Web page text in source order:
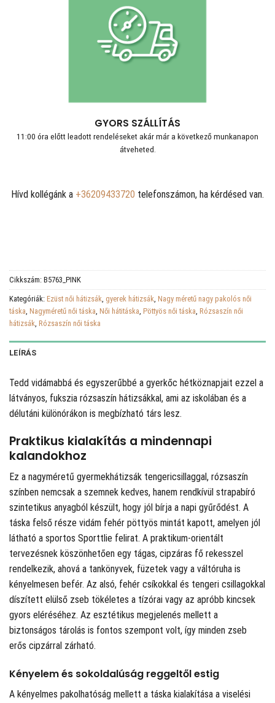
GYORS SZÁLLÍTÁS
11:00 óra előtt leadott rendeléseket akár már a következő munkanapon
átveheted.
Hívd kollégánk a +36209433720 telefonszámon, ha kérdésed van.
Cikkszám: B5763_PINK
Kategóriák: Ezüst női hátizsák, gyerek hátizsák, Nagy méretű nagy pakolós női
táska, Nagyméretű női táska, Női hátitáska, Pöttyös női táska, Rózsaszín női
hátizsák, Rózsaszín női táska
LEÍRÁS
Tedd vidámabbá és egyszerűbbé a gyerkőc hétköznapjait ezzel a
látványos, fukszia rózsaszín hátizsákkal, ami az iskolában és a
délutáni különórákon is megbízható társ lesz.
Praktikus kialakítás a mindennapi
kalandokhoz
Ez a nagyméretű gyermekhátizsák tengericsillaggal, rózsaszín
színben nemcsak a szemnek kedves, hanem rendkívül strapabíró
szintetikus anyagból készült, hogy jól bírja a napi gyűrődést. A
táska felső része vidám fehér pöttyös mintát kapott, amelyen jól
látható a sportos Sporttlie felirat. A praktikum-orientált
tervezésnek köszönhetően egy tágas, cipzáras fő rekesszel
rendelkezik, ahová a tankönyvek, füzetek vagy a váltóruha is
kényelmesen befér. Az alsó, fehér csíkokkal és tengeri csillagokkal
díszített elülső zseb tökéletes a tízórai vagy az apróbb kincsek
gyors eléréséhez. Az esztétikus megjelenés mellett a
biztonságos tárolás is fontos szempont volt, így minden zseb
erős cipzárral zárható.
Kényelem és sokoldalúság reggeltől estig
A kényelmes pakolhatóság mellett a táska kialakítása a viselési